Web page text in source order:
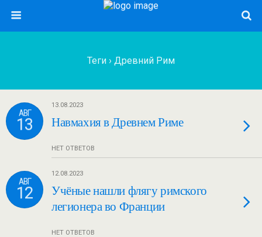
Теги › Древний Рим
АВГ
13
13.08.2023
Навмахия в Древнем Риме
НЕТ ОТВЕТОВ
АВГ
12
12.08.2023
Учёные нашли флягу римского
легионера во Франции
НЕТ ОТВЕТОВ